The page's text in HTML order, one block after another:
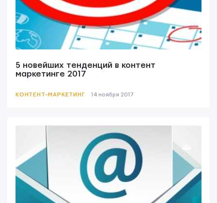
5 новейших тенденций в контент
маркетинге 2017
КОНТЕНТ-МАРКЕТИНГ 14 ноября 2017